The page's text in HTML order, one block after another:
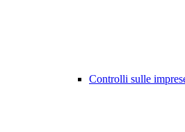
Controlli sulle